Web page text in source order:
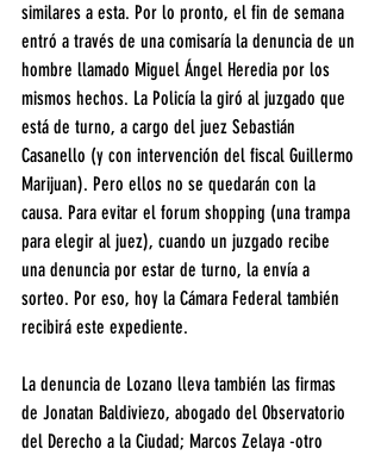
similares a esta. Por lo pronto, el fin de semana
entró a través de una comisaría la denuncia de un
hombre llamado Miguel Ángel Heredia por los
mismos hechos. La Policía la giró al juzgado que
está de turno, a cargo del juez Sebastián
Casanello (y con intervención del fiscal Guillermo
Marijuan). Pero ellos no se quedarán con la
causa. Para evitar el forum shopping (una trampa
para elegir al juez), cuando un juzgado recibe
una denuncia por estar de turno, la envía a
sorteo. Por eso, hoy la Cámara Federal también
recibirá este expediente.
La denuncia de Lozano lleva también las firmas
de Jonatan Baldiviezo, abogado del Observatorio
del Derecho a la Ciudad; Marcos Zelaya -otro